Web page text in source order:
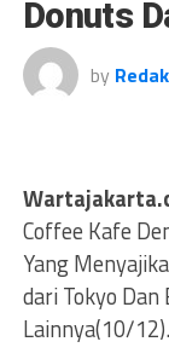
Donuts
by
Coffee Kafe
Yang
dari Tokyo
Lainnya(10/12).